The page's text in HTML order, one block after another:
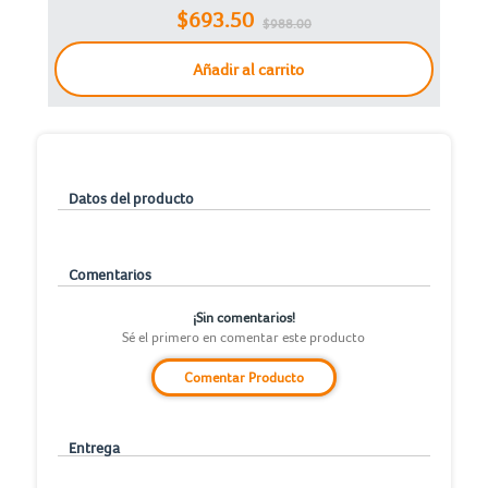
300 Mbps
Blanco
$693.50 $988.00
Añadir al carrito
Datos del producto
Comentarios
¡Sin comentarios!
Sé el primero en comentar este producto
Comentar Producto
Entrega